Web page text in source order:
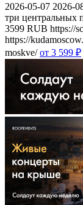
2026-05-07 2026-
три центральных
3599 RUB https://
https://
moskve/ от 3 599 ₽